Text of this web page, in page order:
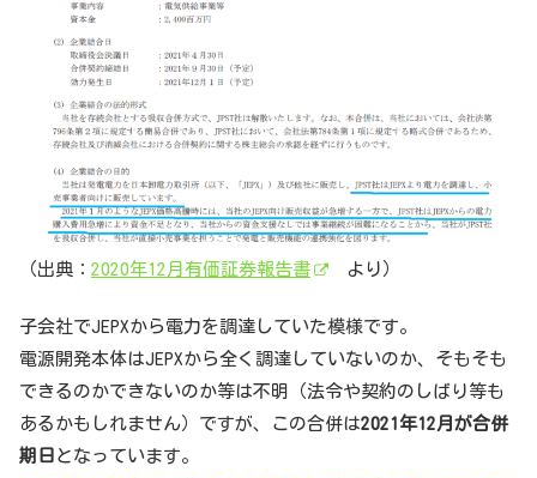
（出典： 2020年12月有価証券報告書 より）
子会社でJEPXから電力を調達していた模様です。
電源開発本体はJEPXから全く調達していないのか、そもそも
できるのかできないのか等は不明（法令や契約のしばり等も
あるかもしれません）ですが、この合併は2021年12月が合併
期日 となっています。